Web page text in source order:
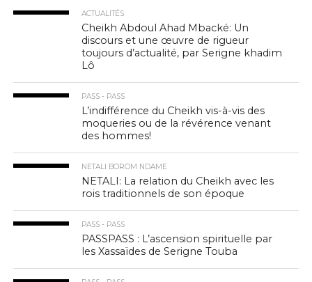
ACTUALITÉS
Cheikh Abdoul Ahad Mbacké: Un
discours et une œuvre de rigueur
toujours d’actualité, par Serigne khadim
Lô
PASS - PASS
L’indifférence du Cheikh vis-à-vis des
moqueries ou de la révérence venant
des hommes!
NETALI BOROM NDAME
NETALI: La relation du Cheikh avec les
rois traditionnels de son époque
PASS - PASS
PASSPASS : L’ascension spirituelle par
les Xassaïdes de Serigne Touba